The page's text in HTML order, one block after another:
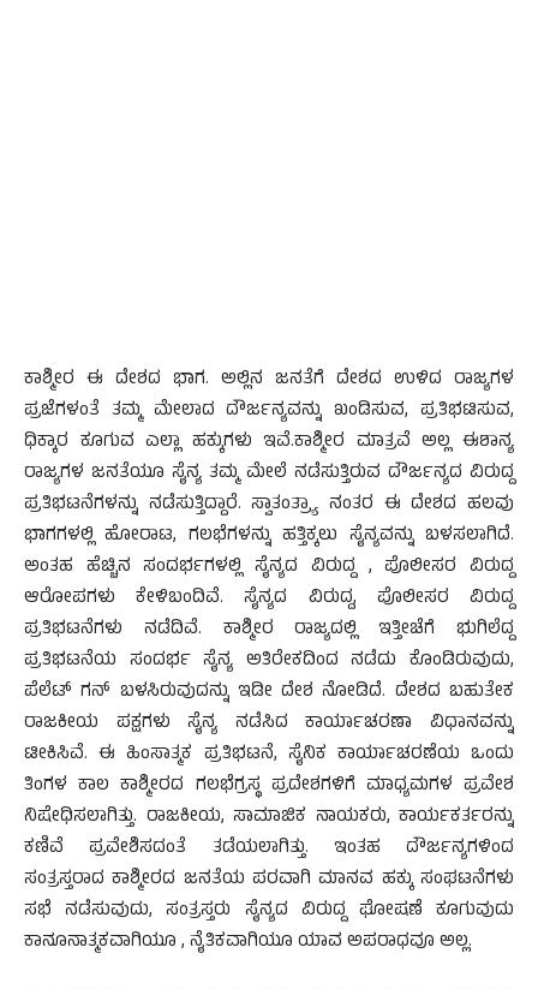
ಕಾಶ್ಮೀರ ಈ ದೇಶದ ಭಾಗ. ಅಲ್ಲಿನ ಜನತೆಗೆ ದೇಶದ ಉಳಿದ ರಾಜ್ಯಗಳ
ಪ್ರಜೆಗಳಂತೆ ತಮ್ಮ ಮೇಲಾದ ದೌರ್ಜನ್ಯವನ್ನು ಖಂಡಿಸುವ, ಪ್ರತಿಭಟಿಸುವ,
ಧಿಕ್ಕಾರ ಕೂಗುವ ಎಲ್ಲಾ ಹಕ್ಕುಗಳು ಇವೆ.ಕಾಶ್ಮೀರ ಮಾತ್ರವೆ ಅಲ್ಲ ಈಶಾನ್ಯ
ರಾಜ್ಯಗಳ ಜನತೆಯೂ ಸೈನ್ಯ ತಮ್ಮ ಮೇಲೆ ನಡೆಸುತ್ತಿರುವ ದೌರ್ಜನ್ಯದ ವಿರುದ್ದ
ಪ್ರತಿಭಟನೆಗಳನ್ನು ನಡೆಸುತ್ತಿದ್ದಾರೆ. ಸ್ವಾತಂತ್ರ್ಯಾ ನಂತರ ಈ ದೇಶದ ಹಲವು
ಭಾಗಗಳಲ್ಲಿ ಹೋರಾಟ, ಗಲಭೆಗಳನ್ನು ಹತ್ತಿಕ್ಕಲು ಸೈನ್ಯವನ್ನು ಬಳಸಲಾಗಿದೆ.
ಅಂತಹ ಹೆಚ್ಚಿನ ಸಂದರ್ಭಗಳಲ್ಲಿ ಸೈನ್ಯದ ವಿರುದ್ದ , ಪೊಲೀಸರ ವಿರುದ್ದ
ಆರೋಪಗಳು ಕೇಳಿಬಂದಿವೆ. ಸೈನ್ಯದ ವಿರುದ್ದ, ಪೊಲೀಸರ ವಿರುದ್ದ
ಪ್ರತಿಭಟನೆಗಳು ನಡೆದಿವೆ. ಕಾಶ್ಮೀರ ರಾಜ್ಯದಲ್ಲಿ ಇತ್ತೀಚೆಗೆ ಭುಗಿಲೆದ್ದ
ಪ್ರತಿಭಟನೆಯ ಸಂದರ್ಭ ಸೈನ್ಯ ಅತಿರೇಕದಿಂದ ನಡೆದು ಕೊಂಡಿರುವುದು,
ಪೆಲೆಟ್ ಗನ್ ಬಳಸಿರುವುದನ್ನು ಇಡೀ ದೇಶ ನೋಡಿದೆ. ದೇಶದ ಬಹುತೇಕ
ರಾಜಕೀಯ ಪಕ್ಷಗಳು ಸೈನ್ಯ ನಡೆಸಿದ ಕಾರ್ಯಾಚರಣಾ ವಿಧಾನವನ್ನು
ಟೀಕಿಸಿವೆ. ಈ ಹಿಂಸಾತ್ಮಕ ಪ್ರತಿಭಟನೆ, ಸೈನಿಕ ಕಾರ್ಯಾಚರಣೆಯ ಒಂದು
ತಿಂಗಳ ಕಾಲ ಕಾಶ್ಮೀರದ ಗಲಭೆಗ್ರಸ್ಥ ಪ್ರದೇಶಗಳಿಗೆ ಮಾಧ್ಯಮಗಳ ಪ್ರವೇಶ
ನಿಷೇಧಿಸಲಾಗಿತ್ತು. ರಾಜಕೀಯ, ಸಾಮಾಜಿಕ ನಾಯಕರು, ಕಾರ್ಯಕರ್ತರನ್ನು
ಕಣಿವೆ ಪ್ರವೇಶಿಸದಂತೆ ತಡೆಯಲಾಗಿತ್ತು. ಇಂತಹ ದೌರ್ಜನ್ಯಗಳಿಂದ
ಸಂತ್ರಸ್ತರಾದ ಕಾಶ್ಮೀರದ ಜನತೆಯ ಪರವಾಗಿ ಮಾನವ ಹಕ್ಕು ಸಂಘಟನೆಗಳು
ಸಭೆ ನಡೆಸುವುದು, ಸಂತ್ರಸ್ತರು ಸೈನ್ಯದ ವಿರುದ್ದ ಘೋಷಣೆ ಕೂಗುವುದು
ಕಾನೂನಾತ್ಮಕವಾಗಿಯೂ , ನೈತಿಕವಾಗಿಯೂ ಯಾವ ಅಪರಾಧವೂ ಅಲ್ಲ.